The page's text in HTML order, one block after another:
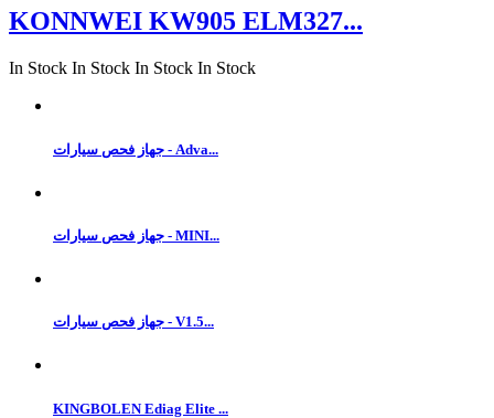
KONNWEI KW905 ELM327...
In Stock In Stock In Stock In Stock
جهاز فحص سيارات - Adva...
جهاز فحص سيارات - MINI...
جهاز فحص سيارات - V1.5...
KINGBOLEN Ediag Elite ...